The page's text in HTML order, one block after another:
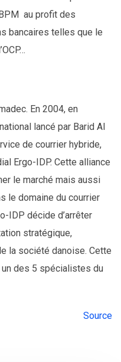
au profit des
bancaires telles que le
En 2004, en
lancé par Barid Al
de courrier hybride,
Ergo-IDP. Cette alliance
le marché mais aussi
le domaine du courrier
IDP décide d’arrêter
stratégique,
la société danoise. Cette
des 5 spécialistes du
Source